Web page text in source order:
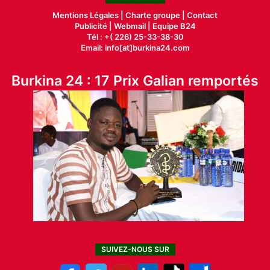
Mentions Légales | Charte groupe | Contact
Publicité| Webmail |
Equipe B24
Tél : +( 226) 25-33-38-30
Email: info[at]burkina24.com
Burkina 24 : 17 Prix Galian remportés
SUIVEZ-NOUS SUR